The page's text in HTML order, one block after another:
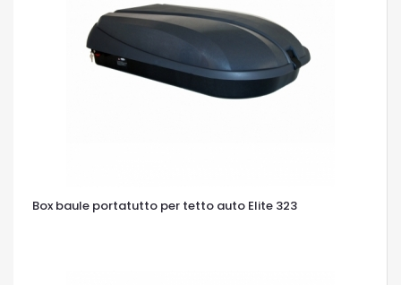
Box baule portatutto per tetto auto Elite 323